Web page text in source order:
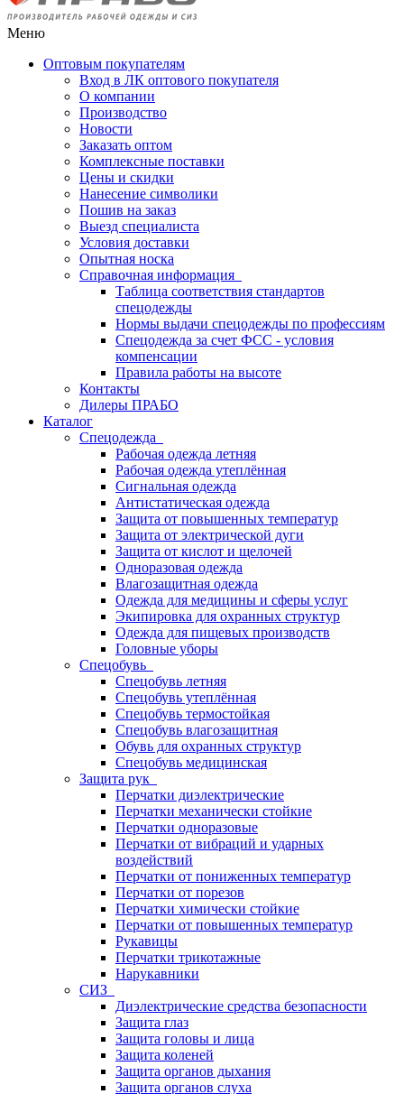
Меню
Оптовым покупателям
Вход в ЛК оптового покупателя
О компании
Производство
Новости
Заказать оптом
Комплексные поставки
Цены и скидки
Нанесение символики
Пошив на заказ
Выезд специалиста
Условия доставки
Опытная носка
Справочная информация
Таблица соответствия стандартов
спецодежды
Нормы выдачи спецодежды по профессиям
Спецодежда за счет ФСС - условия
компенсации
Правила работы на высоте
Контакты
Дилеры ПРАБО
Каталог
Спецодежда
Рабочая одежда летняя
Рабочая одежда утеплённая
Сигнальная одежда
Антистатическая одежда
Защита от повышенных температур
Защита от электрической дуги
Защита от кислот и щелочей
Одноразовая одежда
Влагозащитная одежда
Одежда для медицины и сферы услуг
Экипировка для охранных структур
Одежда для пищевых производств
Головные уборы
Спецобувь
Спецобувь летняя
Спецобувь утеплённая
Спецобувь термостойкая
Спецобувь влагозащитная
Обувь для охранных структур
Спецобувь медицинская
Защита рук
Перчатки диэлектрические
Перчатки механически стойкие
Перчатки одноразовые
Перчатки от вибраций и ударных
воздействий
Перчатки от пониженных температур
Перчатки от порезов
Перчатки химически стойкие
Перчатки от повышенных температур
Рукавицы
Перчатки трикотажные
Нарукавники
СИЗ
Диэлектрические средства безопасности
Защита глаз
Защита головы и лица
Защита коленей
Защита органов дыхания
Защита органов слуха